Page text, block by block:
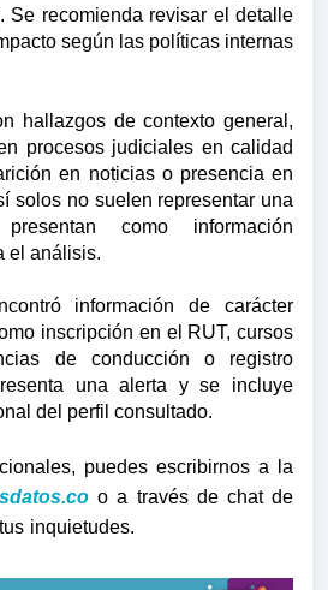
Se recomienda revisar el detalle
según las políticas internas
hallazgos de contexto general,
procesos judiciales en calidad
en noticias o presencia en
solos no suelen representar una
como información
el análisis.
información de carácter
inscripción en el RUT, cursos
de conducción o registro
una alerta y se incluye
del perfil consultado.
puedes escribirnos a la
o a través de chat de
inquietudes.